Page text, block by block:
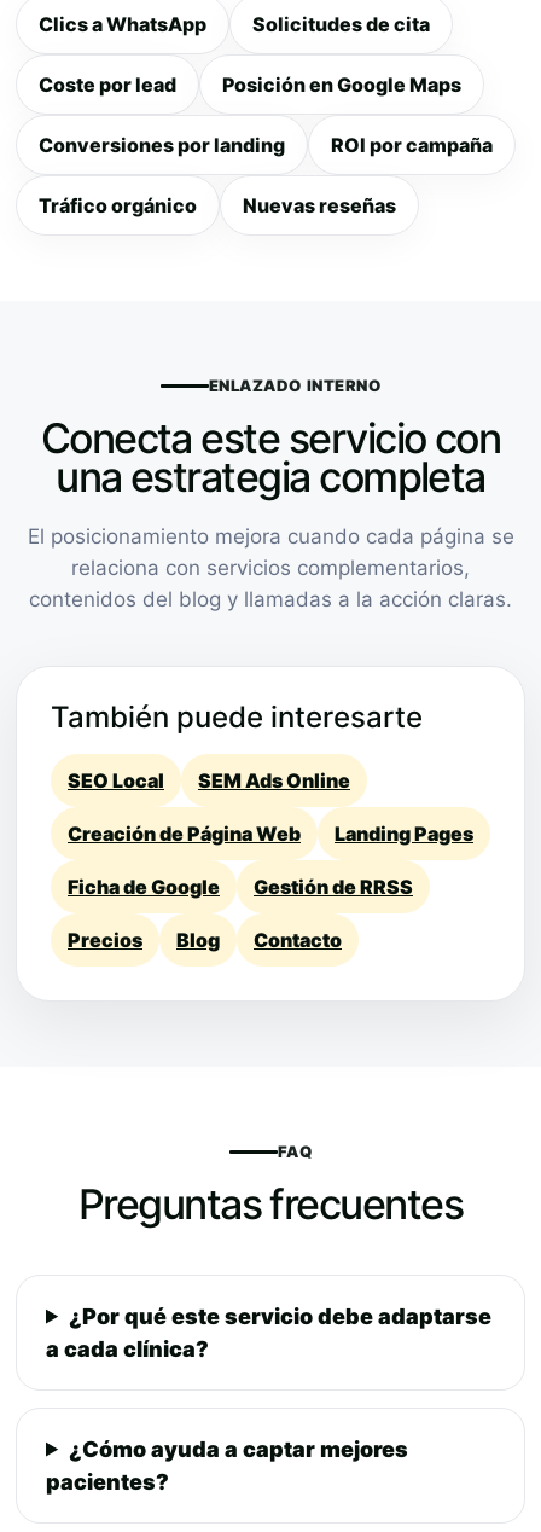
Clics a WhatsApp Solicitudes de cita
Coste por lead Posición en Google Maps
Conversiones por landing ROI por campaña
Tráfico orgánico Nuevas reseñas
ENLAZADO INTERNO
Conecta este servicio con
una estrategia completa
El posicionamiento mejora cuando cada página se
relaciona con servicios complementarios,
contenidos del blog y llamadas a la acción claras.
También puede interesarte
SEO Local SEM Ads Online
Creación de Página Web Landing Pages
Ficha de Google Gestión de RRSS
Precios Blog Contacto
FAQ
Preguntas frecuentes
¿Por qué este servicio debe adaptarse
a cada clínica?
¿Cómo ayuda a captar mejores
pacientes?